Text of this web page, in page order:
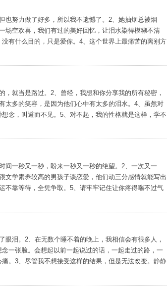
也努力做了好多，所以我不遗憾了。2、她抽烟总被烟
场空欢喜，我们有过的美好回忆，让泪水染得模糊不清
有什么目的，只是爱你。4、这个世界上最痛苦的离别方
，就当是路过。2、曾经，我想和你分享我的所有秘密，
太多的笑容，是因为他们心中有太多的泪水。4、虽然对
念，叫避而不见。5、对不起，我的性格就是这样，学不
间一秒又一秒，盼来一秒又一秒的绝望。2、一次又一
文学素养较高的男孩子谈恋爱，他们动三分感情就能写出
不靠等待，全凭争取。5、请牢牢记住让你疼得喘不过气
眼泪。2、在无数个睡不着的晚上，我相信会有很多人，
一张脸。会想起以前一起说过的话，一起走过的路，一
。3、尽管我不想接受这样的结果，但是无法改变。静静